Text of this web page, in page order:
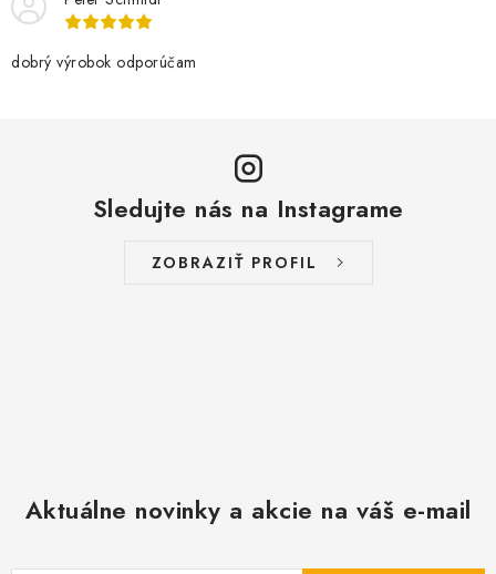
dobrý výrobok odporúčam
Sledujte nás na Instagrame
ZOBRAZIŤ PROFIL
Aktuálne novinky a akcie na váš e-mail